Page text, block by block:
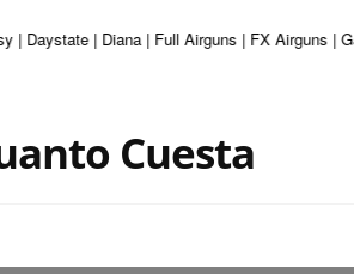
| Diana | Full Airguns | FX Airguns |
Cuesta